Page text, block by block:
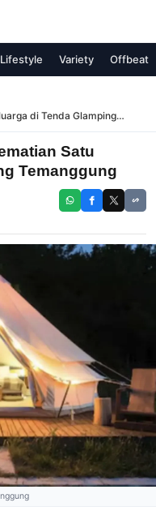
Lifestyle Variety Offbeat
di Tenda Glamping
Satu
Temanggung